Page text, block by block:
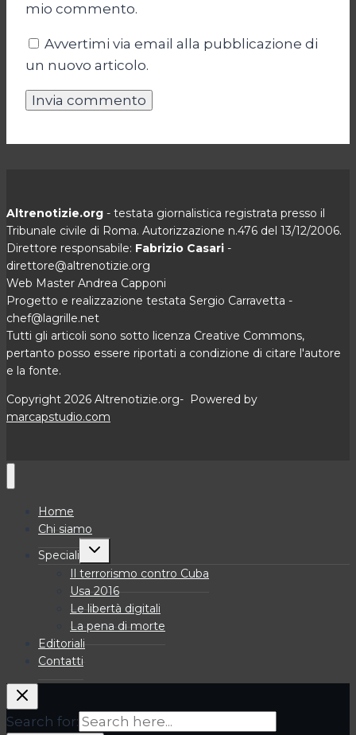
mio commento.
Avvertimi via email alla pubblicazione di
un nuovo articolo.
Altrenotizie.org - testata giornalistica registrata presso il
Tribunale civile di Roma. Autorizzazione n.476 del 13/12/2006.
Direttore responsabile: Fabrizio Casari -
direttore@altrenotizie.org
Web Master Andrea Capponi
Progetto e realizzazione testata Sergio Carravetta -
chef@lagrille.net
Tutti gli articoli sono sotto licenza Creative Commons,
pertanto posso essere riportati a condizione di citare l'autore
e la fonte.
Copyright 2026 Altrenotizie.org- Powered by
marcapstudio.com
Home
Chi siamo
Speciali
Alterna
menu
figlio
Il terrorismo contro Cuba
Usa 2016
Le libertà digitali
La pena di morte
Editoriali
Contatti
Search for: